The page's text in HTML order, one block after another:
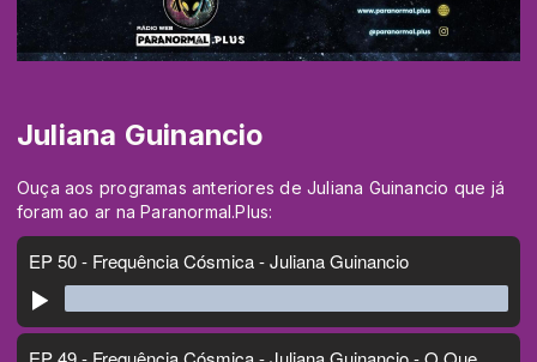
Juliana Guinancio
Ouça aos programas anteriores de Juliana Guinancio que já
foram ao ar na Paranormal.Plus: